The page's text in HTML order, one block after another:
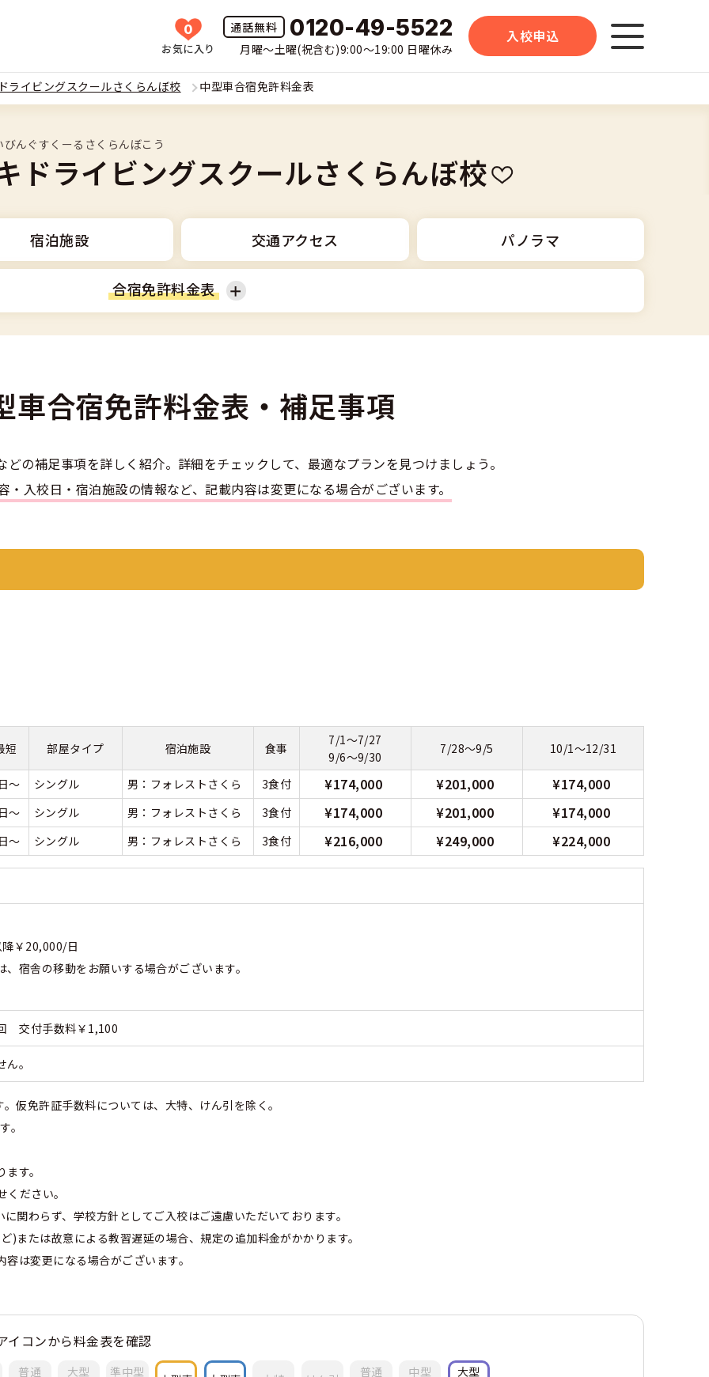
0
お気に入り
0120-49-5522
月曜〜土曜(祝含む)9:00〜19:00 日曜休み
入校申込
覧
の種類(車種)を選ぶ
を探す
(車種)
マから探す
習所
とは
い・充実の合宿免許
までの流れ
過ごし方
金について
る質問
宿免許Q＆A
許を取れる？
許は大丈夫？
試験場(免許センター)
0120-49-5522
入校申込
ライビングスクールさくらんぼ校 中型車合宿免許料金表
んぐすくーるさくらんぼこう
ドライビングスクールさくらんぼ校
宿泊施設 交通アクセス パノラマ
合宿免許料金表
車合宿免許料金表・補足事項
の補足事項を詳しく紹介。詳細をチェックして、最適なプランを見つけましょう。
容・入校日・宿泊施設の情報など、記載内容は変更になる場合がございます。
短 部屋タイプ 宿泊施設 食事
7/1～7/27
9/6～9/30
7/28～9/5 10/1～12/31
～ シングル 男：フォレストさくら 3食付 ¥174,000 ¥201,000 ¥174,000
～ シングル 男：フォレストさくら 3食付 ¥174,000 ¥201,000 ¥174,000
～ シングル 男：フォレストさくら 3食付 ¥216,000 ¥249,000 ¥224,000
￥20,000/日
宿舎の移動をお願いする場合がございます。
交付手数料￥1,100
。
仮免許証手数料については、大特、けん引を除く。
。
す。
ださい。
わらず、学校方針としてご入校はご遠慮いただいております。
たは故意による教習遅延の場合、規定の追加料金がかかります。
は変更になる場合がございます。
イコンから料金表を確認
普通
大型
準中型
普通
中型
大型